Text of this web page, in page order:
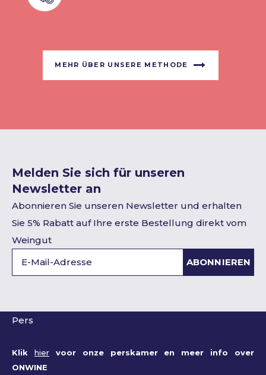
MEHR ÜBER UNSERE METHODE
Melden Sie sich für unseren
Newsletter an
Abonnieren Sie unseren Newsletter und erhalten
Sie 5% Rabatt auf Ihre erste Bestellung direkt vom
Weingut
ABONNIEREN
Pers
Klik hiervoor onze perskamer en meer info over
ONWINE